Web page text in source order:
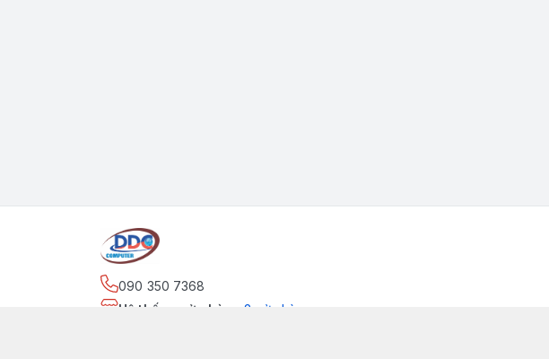
090 350 7368
Hệ thống cửa hàng
:2
cửa hàng